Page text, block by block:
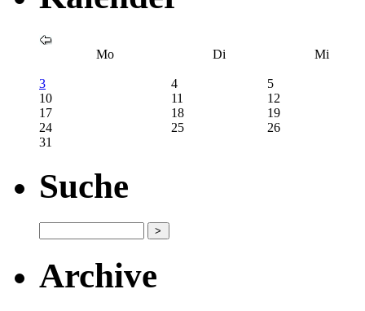
Mo Di Mi
3 4
5
10
11
12
17
18
19
24
25
26
31
Suche
Archive